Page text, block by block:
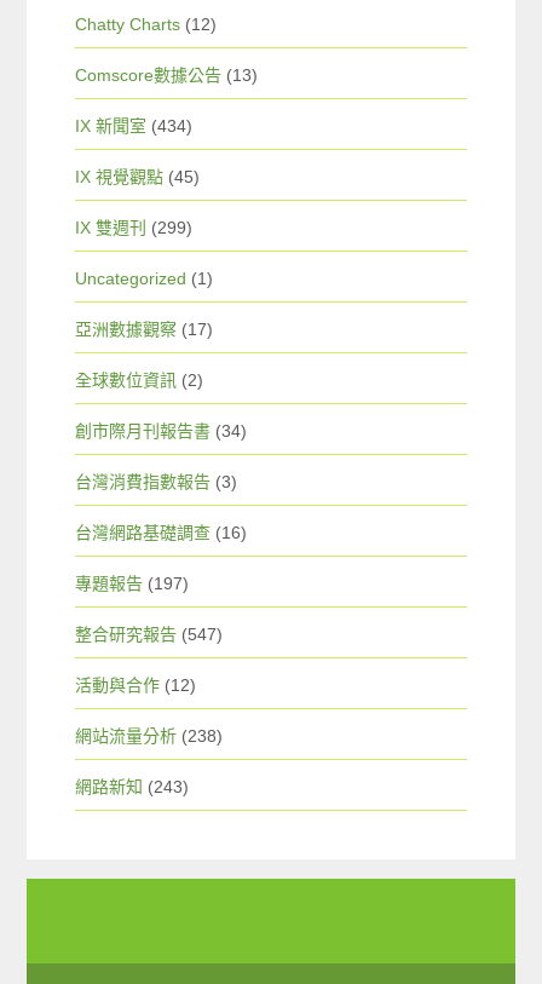
Chatty Charts (12)
Comscore數據公告 (13)
IX 新聞室 (434)
IX 視覺觀點 (45)
IX 雙週刊 (299)
Uncategorized (1)
亞洲數據觀察 (17)
全球數位資訊 (2)
創市際月刊報告書 (34)
台灣消費指數報告 (3)
台灣網路基礎調查 (16)
專題報告 (197)
整合研究報告 (547)
活動與合作 (12)
網站流量分析 (238)
網路新知 (243)